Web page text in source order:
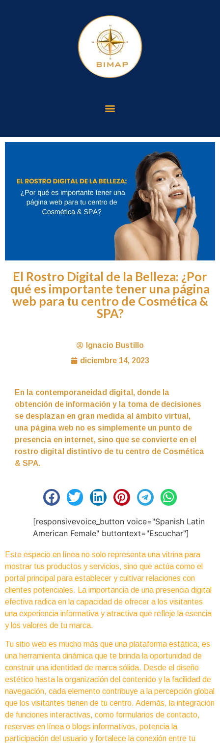
El Rostro Digital de la Belleza: ¿Por
qué es importante tener una página
web para tu centro de Cosmética &
SPA?
Ignacio Bustillo
diciembre 14, 2023
En la contemporaneidad digital, donde la
obtención de información y la toma de decisiones
se desplazan en gran medida al ámbito virtual,
una página web no es simplemente un punto de
presencia en internet, sino que se convierte en el
rostro digital distintivo de tu centro de Cosmética
& SPA.
[responsivevoice_button voice="Spanish Latin
American Female" buttontext="Escuchar"]
Este espacio en línea no solo representa una vitrina para
mostrar tus productos y servicios, sino que actúa como el
portal principal para establecer y cultivar relaciones con
clientes potenciales. La importancia de una presencia digital
efectiva radica en la capacidad de ofrecer a los visitantes
una experiencia informativa y atractiva que refleje la esencia
y los valores de tu marca.
Tu sitio web es mucho más que una plataforma estática; es
una herramienta dinámica que te brinda la oportunidad de
construir una identidad de marca sólida. Desde el diseño
estético hasta la organización del contenido y la facilidad de
navegación, cada elemento contribuye a la percepción global
que los visitantes tienen de tu centro. Además, la integración
de funciones interactivas, como formularios de contacto,
reservas en línea o blogs informativos, potencia la
participación del usuario y fortalece la conexión entre tu